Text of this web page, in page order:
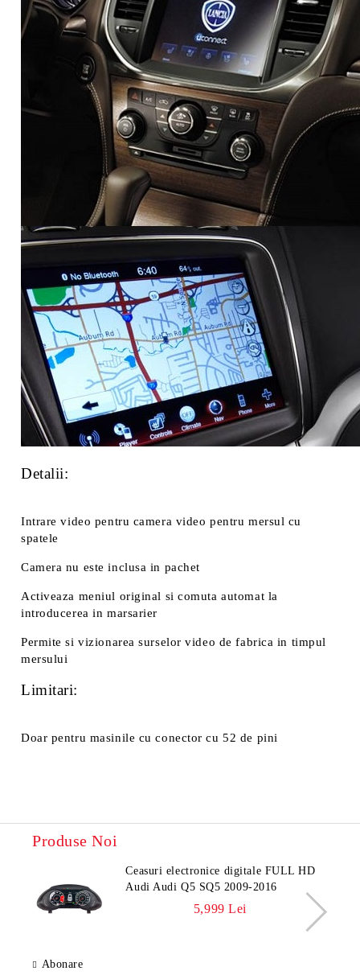
Detalii:
Intrare video pentru camera video pentru mersul cu
spatele
Camera nu este inclusa in pachet
Activeaza meniul original si comuta automat la
introducerea in marsarier
Permite si vizionarea surselor video de fabrica in timpul
mersului
Limitari:
Doar pentru masinile cu conector cu 52 de pini
Produse Noi
Ceasuri electronice digitale FULL HD
Audi Audi Q5 SQ5 2009-2016
5,999 Lei
Abonare